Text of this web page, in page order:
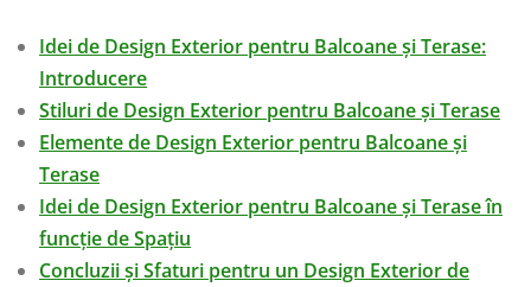
Idei de Design Exterior pentru Balcoane și Terase:
Introducere
Stiluri de Design Exterior pentru Balcoane și Terase
Elemente de Design Exterior pentru Balcoane și
Terase
Idei de Design Exterior pentru Balcoane și Terase în
funcție de Spațiu
Concluzii și Sfaturi pentru un Design Exterior de